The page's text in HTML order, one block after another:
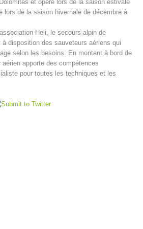
et opère lors de la saison estivale
lors de la saison hivernale de décembre à
Heli, le secours alpin de
à disposition des sauveteurs aériens qui
selon les besoins. En montant à bord de
aérien apporte des compétences
pour toutes les techniques et les